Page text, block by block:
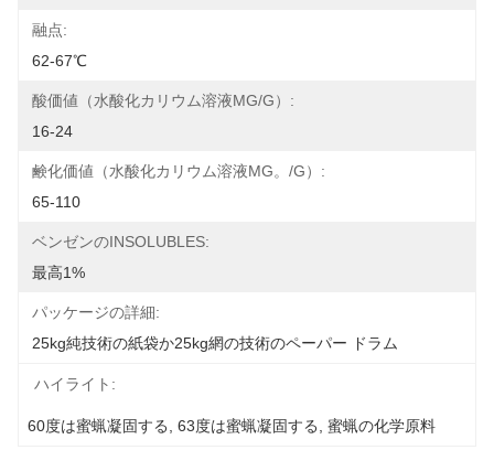
融点:
62-67℃
酸価値（水酸化カリウム溶液MG/G）:
16-24
鹸化価値（水酸化カリウム溶液MG。/G）:
65-110
ベンゼンのINSOLUBLES:
最高1%
パッケージの詳細:
25kg純技術の紙袋か25kg網の技術のペーパー ドラム
ハイライト:
60度は蜜蝋凝固する 63度は蜜蝋凝固する 蜜蝋の化学原料